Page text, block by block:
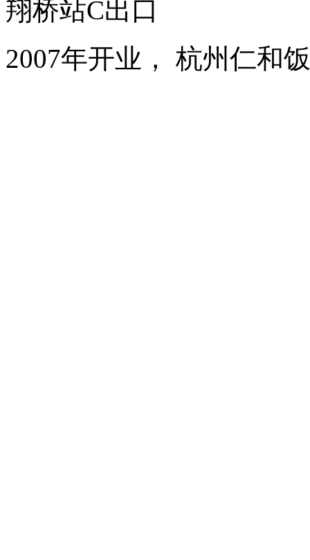
翔桥站C出口
2007年开业， 杭州仁